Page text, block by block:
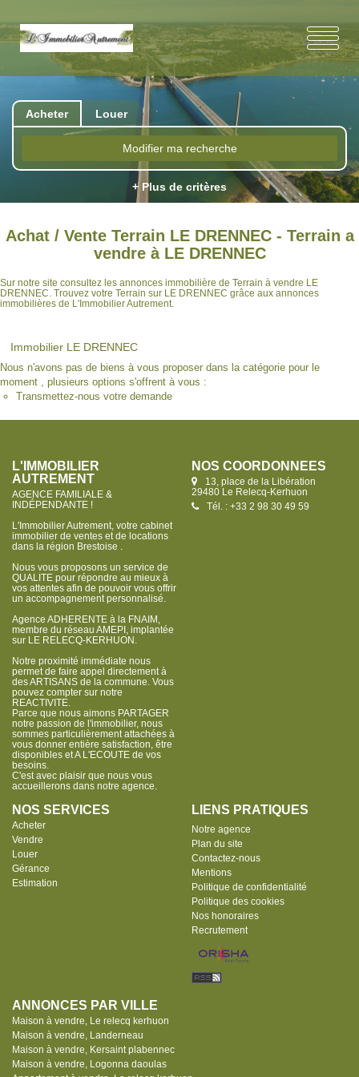
Acheter Louer
Modifier ma recherche
+ Plus de critères
Achat / Vente Terrain LE DRENNEC - Terrain a
vendre à LE DRENNEC
Sur notre site consultez les annonces immobilière de Terrain à vendre LE
DRENNEC. Trouvez votre Terrain sur LE DRENNEC grâce aux annonces
immobilières de L'Immobilier Autrement.
Immobilier LE DRENNEC
Nous n'avons pas de biens à vous proposer dans la catégorie pour le
moment , plusieurs options s'offrent à vous :
Transmettez-nous votre demande
L'IMMOBILIER
AUTREMENT
AGENCE FAMILIALE &
INDÉPENDANTE !
L'Immobilier Autrement, votre cabinet
immobilier de ventes et de locations
dans la région Brestoise .
Nous vous proposons un service de
QUALITE pour répondre au mieux à
vos attentes afin de pouvoir vous offrir
un accompagnement personnalisé.
Agence ADHERENTE à la FNAIM,
membre du réseau AMEPI, implantée
sur LE RELECQ-KERHUON.
Notre proximité immédiate nous
permet de faire appel directement à
des ARTISANS de la commune. Vous
pouvez compter sur notre
REACTIVITE.
Parce que nous aimons PARTAGER
notre passion de l'immobilier, nous
sommes particulièrement attachées à
vous donner entière satisfaction, être
disponibles et A L'ECOUTE de vos
besoins.
C'est avec plaisir que nous vous
accueillerons dans notre agence.
NOS COORDONNÉES
13, place de la Libération
29480 Le Relecq-Kerhuon
Tél. : +33 2 98 30 49 59
NOS SERVICES
Acheter
Vendre
Louer
Gérance
Estimation
LIENS PRATIQUES
Notre agence
Plan du site
Contactez-nous
Mentions
Politique de confidentialité
Politique des cookies
Nos honoraires
Recrutement
ANNONCES PAR VILLE
Maison à vendre, Le relecq kerhuon
Maison à vendre, Landerneau
Maison à vendre, Kersaint plabennec
Maison à vendre, Logonna daoulas